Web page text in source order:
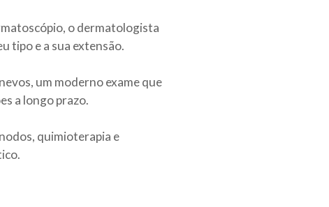
o dermatologista
tipo e a sua extensão.
um moderno exame que
a longo prazo.
quimioterapia e